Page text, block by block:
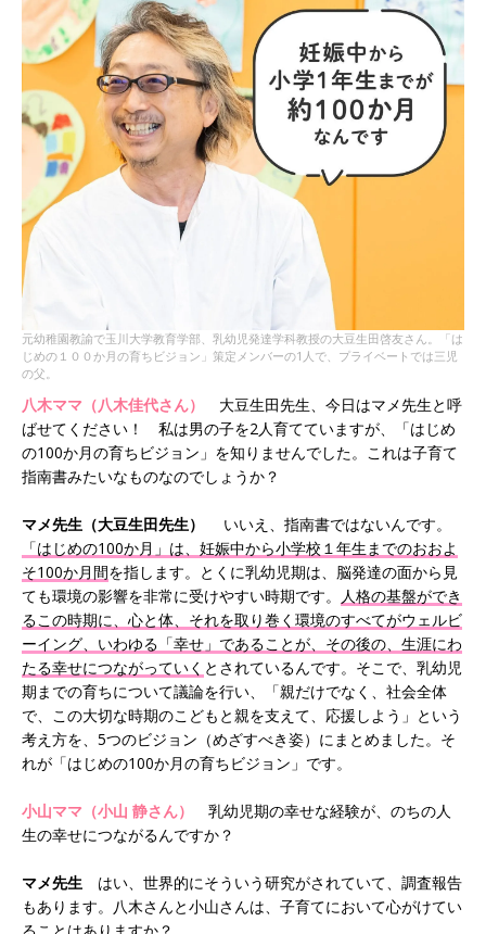
元幼稚園教諭で玉川大学教育学部、乳幼児発達学科教授の大豆生田啓友さん。「は
じめの１００か月の育ちビジョン」策定メンバーの1人で、プライベートでは三児
の父。
八木ママ（八木佳代さん）
大豆生田先生、今日はマメ先生と呼
ばせてください！ 私は男の子を2人育てていますが、「はじめ
の100か月の育ちビジョン」を知りませんでした。これは子育て
指南書みたいなものなのでしょうか？
マメ先生（大豆生田先生）
いいえ、指南書ではないんです。
「はじめの100か月」は、妊娠中から小学校１年生までのおおよ
そ100か月間を指します。とくに乳幼児期は、脳発達の面から見
ても環境の影響を非常に受けやすい時期です。
人格の基盤ができ
るこの時期に、心と体、それを取り巻く環境のすべてがウェルビ
ーイング、いわゆる「幸せ」であることが、その後の、生涯にわ
たる幸せにつながっていく とされているんです。そこで、乳幼児
期までの育ちについて議論を行い、「親だけでなく、社会全体
で、この大切な時期のこどもと親を支えて、応援しよう」という
考え方を、5つのビジョン（めざすべき姿）にまとめました。そ
れが「はじめの100か月の育ちビジョン」です。
小山ママ（小山 静さん）
乳幼児期の幸せな経験が、のちの人
生の幸せにつながるんですか？
マメ先生 はい、世界的にそういう研究がされていて、調査報告
もあります。八木さんと小山さんは、子育てにおいて心がけてい
ることはありますか？